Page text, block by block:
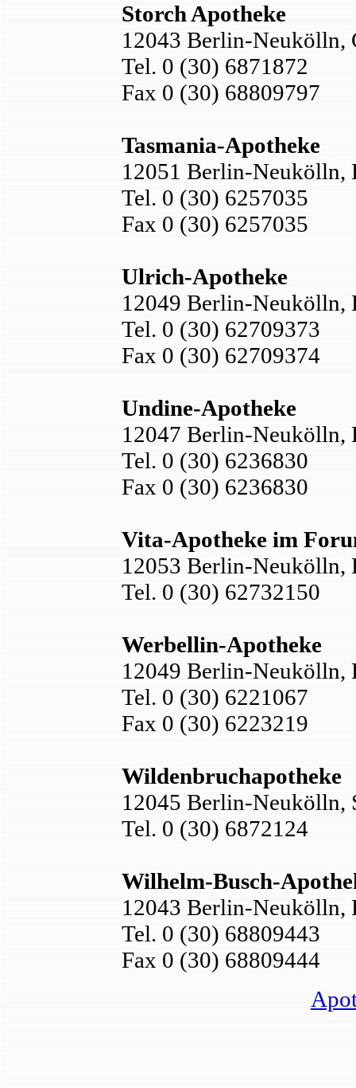
Storch Apotheke
12043 Berlin-Neukölln,
Tel. 0 (30) 6871872
Fax 0 (30) 68809797
Tasmania-Apotheke
12051 Berlin-Neukölln,
Tel. 0 (30) 6257035
Fax 0 (30) 6257035
Ulrich-Apotheke
12049 Berlin-Neukölln,
Tel. 0 (30) 62709373
Fax 0 (30) 62709374
Undine-Apotheke
12047 Berlin-Neukölln,
Tel. 0 (30) 6236830
Fax 0 (30) 6236830
Vita-Apotheke im
12053 Berlin-Neukölln,
Tel. 0 (30) 62732150
Werbellin-Apotheke
12049 Berlin-Neukölln,
Tel. 0 (30) 6221067
Fax 0 (30) 6223219
Wildenbruchapotheke
12045 Berlin-Neukölln,
Tel. 0 (30) 6872124
Wilhelm-Busch-
12043 Berlin-Neukölln,
Tel. 0 (30) 68809443
Fax 0 (30) 68809444